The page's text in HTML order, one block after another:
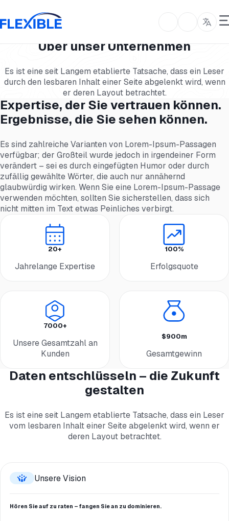
Über unser Unternehmen
Es ist eine seit Langem etablierte Tatsache, dass ein Leser
durch den lesbaren Inhalt einer Seite abgelenkt wird, wenn
er deren Layout betrachtet.
Expertise, der Sie vertrauen können.
Ergebnisse, die Sie sehen können.
Es sind zahlreiche Varianten von Lorem-Ipsum-Passagen
verfügbar; der Großteil wurde jedoch in irgendeiner Form
verändert – sei es durch eingefügten Humor oder durch
zufällig gewählte Wörter, die auch nur annähernd
glaubwürdig wirken. Wenn Sie eine Lorem-Ipsum-Passage
verwenden möchten, sollten Sie sicherstellen, dass sich
nicht mitten im Text etwas Peinliches verbirgt.
20+
Jahrelange Expertise
100%
Erfolgsquote
7000+
Unsere Gesamtzahl an
Kunden
$900m
Gesamtgewinn
Daten entschlüsseln – die Zukunft
gestalten
Es ist eine seit Langem etablierte Tatsache, dass ein Leser
vom lesbaren Inhalt einer Seite abgelenkt wird, wenn er
deren Layout betrachtet.
Unsere Vision
Hören Sie auf zu raten – fangen Sie an zu dominieren.